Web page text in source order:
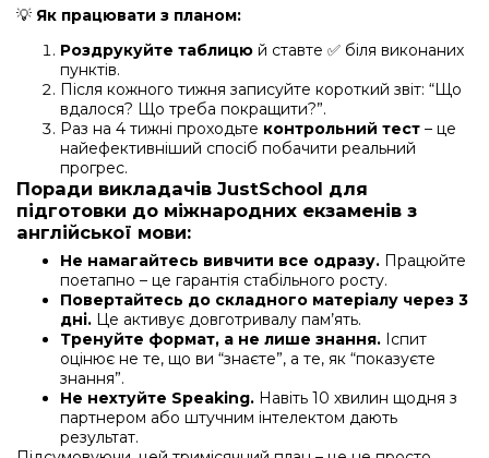
💡 Як працювати з планом:
Роздрукуйте таблицю й ставте ✅ біля виконаних
пунктів.
Після кожного тижня записуйте короткий звіт: “Що
вдалося? Що треба покращити?”.
Раз на 4 тижні проходьте контрольний тест – це
найефективніший спосіб побачити реальний
прогрес.
Поради викладачів JustSchool для
підготовки до міжнародних екзаменів з
англійської мови:
Не намагайтесь вивчити все одразу. Працюйте
поетапно – це гарантія стабільного росту.
Повертайтесь до складного матеріалу через 3
дні. Це активує довготривалу пам’ять.
Тренуйте формат, а не лише знання. Іспит
оцінює не те, що ви “знаєте”, а те, як “показуєте
знання”.
Не нехтуйте Speaking. Навіть 10 хвилин щодня з
партнером або штучним інтелектом дають
результат.